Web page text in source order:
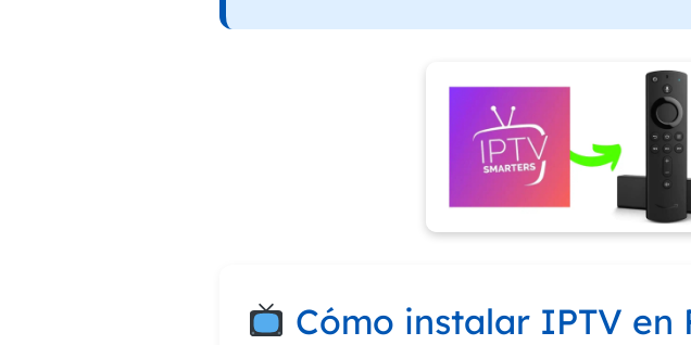
Cómo instalar IPTV en